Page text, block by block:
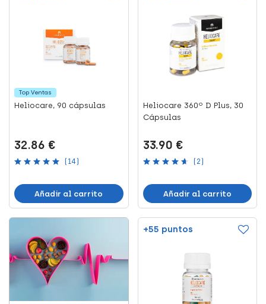
Top Ventas
Heliocare, 90 cápsulas
32.86 €
(14)
Añadir al carrito
Heliocare 360º D Plus, 30
Cápsulas
33.90 €
(2)
Añadir al carrito
+55 puntos